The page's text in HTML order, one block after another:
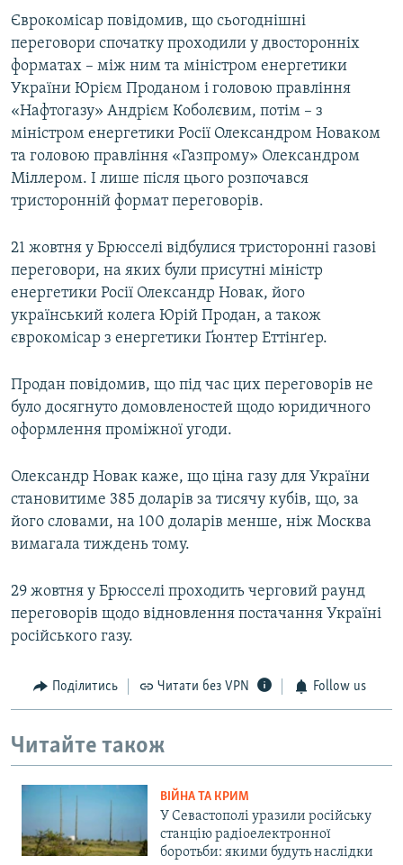
Єврокомісар повідомив, що сьогоднішні
переговори спочатку проходили у двосторонніх
форматах – між ним та міністром енергетики
України Юрієм Проданом і головою правління
«Нафтогазу» Андрієм Коболєвим, потім – з
міністром енергетики Росії Олександром Новаком
та головою правління «Газпрому» Олександром
Міллером. І лише після цього розпочався
тристоронній формат переговорів.
21 жовтня у Брюсселі відбулися тристоронні газові
переговори, на яких були присутні міністр
енергетики Росії Олександр Новак, його
український колега Юрій Продан, а також
єврокомісар з енергетики Ґюнтер Еттінґер.
Продан повідомив, що під час цих переговорів не
було досягнуто домовленостей щодо юридичного
оформлення проміжної угоди.
Олександр Новак каже, що ціна газу для України
становитиме 385 доларів за тисячу кубів, що, за
його словами, на 100 доларів менше, ніж Москва
вимагала тиждень тому.
29 жовтня у Брюсселі проходить черговий раунд
переговорів щодо відновлення постачання Україні
російського газу.
Поділитись Читати без VPN Follow us
Читайте також
ВІЙНА ТА КРИМ
У Севастополі уразили російську
станцію радіоелектронної
боротьби: якими будуть наслідки